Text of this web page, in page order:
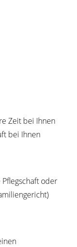
Zeit bei Ihnen
bei Ihnen
oder